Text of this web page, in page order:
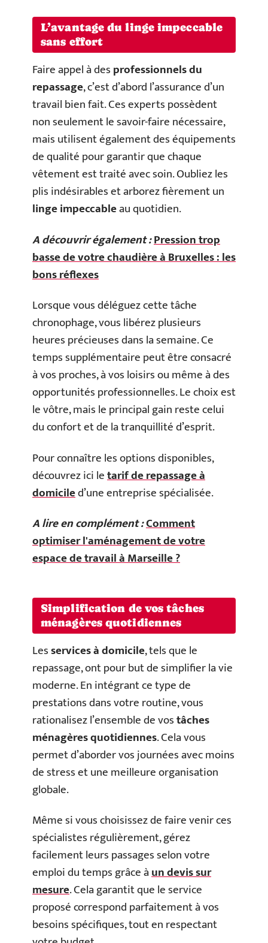
L’avantage du linge impeccable
sans effort
Faire appel à desprofessionnels du
repassage, c’est d’abord l’assurance d’un
travail bien fait. Ces experts possèdent
non seulement le savoir-faire nécessaire,
mais utilisent également des équipements
de qualité pour garantir que chaque
vêtement est traité avec soin. Oubliez les
plis indésirables et arborez fièrement un
linge impeccableau quotidien.
A découvrir également :Pression trop
basse de votre chaudière à Bruxelles : les
bons réflexes
Lorsque vous déléguez cette tâche
chronophage, vous libérez plusieurs
heures précieuses dans la semaine. Ce
temps supplémentaire peut être consacré
à vos proches, à vos loisirs ou même à des
opportunités professionnelles. Le choix est
le vôtre, mais le principal gain reste celui
du confort et de la tranquillité d’esprit.
Pour connaître les options disponibles,
découvrez ici letarif de repassage à
domiciled’une entreprise spécialisée.
A lire en complément :Comment
optimiser l'aménagement de votre
espace de travail à Marseille ?
Simplification de vos tâches
ménagères quotidiennes
Lesservices à domicile, tels que le
repassage, ont pour but de simplifier la vie
moderne. En intégrant ce type de
prestations dans votre routine, vous
rationalisez l’ensemble de vostâches
ménagères quotidiennes. Cela vous
permet d’aborder vos journées avec moins
de stress et une meilleure organisation
globale.
Même si vous choisissez de faire venir ces
spécialistes régulièrement, gérez
facilement leurs passages selon votre
emploi du temps grâce àun devis sur
mesure. Cela garantit que le service
proposé correspond parfaitement à vos
besoins spécifiques, tout en respectant